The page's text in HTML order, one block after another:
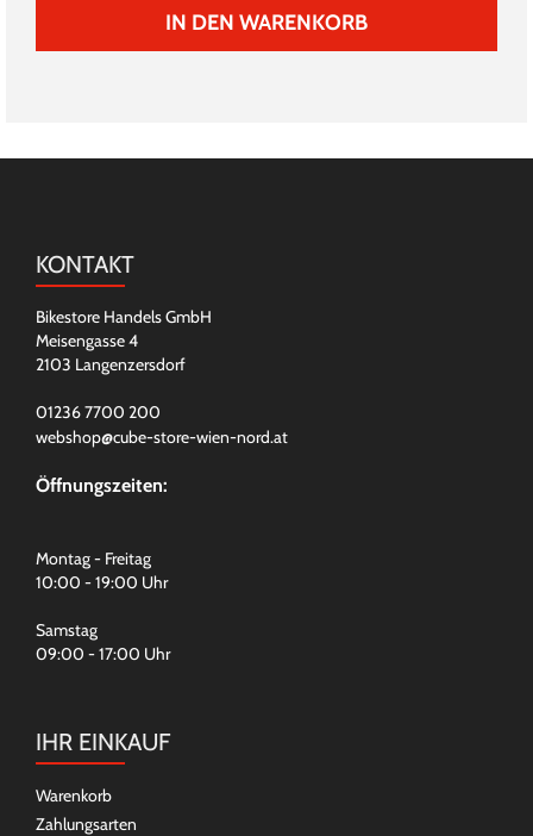
IN DEN WARENKORB
KONTAKT
Bikestore Handels GmbH
Meisengasse 4
2103 Langenzersdorf
01236 7700 200
webshop@cube-store-wien-nord.at
Öffnungszeiten:
Montag - Freitag
10:00 - 19:00 Uhr
Samstag
09:00 - 17:00 Uhr
IHR EINKAUF
Warenkorb
Zahlungsarten